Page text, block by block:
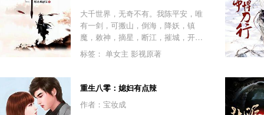
大千世界，无奇不有。我陈平安，唯
有一剑，可搬山，倒海，降妖，镇
魔，敕神，摘星，断江，摧城，开
天！我叫陈平安，平平安安的平安，
我是一名剑客。
标签： 单女主 影视原著
重生八零：媳妇有点辣
作者：宝妆成